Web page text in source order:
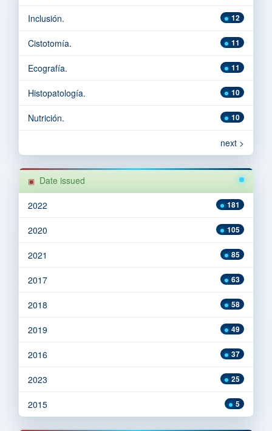
12
Inclusión.
11
Cistotomía.
11
Ecografía.
10
Histopatología.
10
Nutrición.
next >
Date issued
181
2022
105
2020
85
2021
63
2017
58
2018
49
2019
37
2016
25
2023
5
2015